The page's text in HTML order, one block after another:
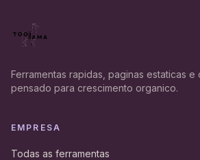
Ferramentas rapidas, paginas estaticas
pensado para crescimento organico.
EMPRESA
Todas as ferramentas